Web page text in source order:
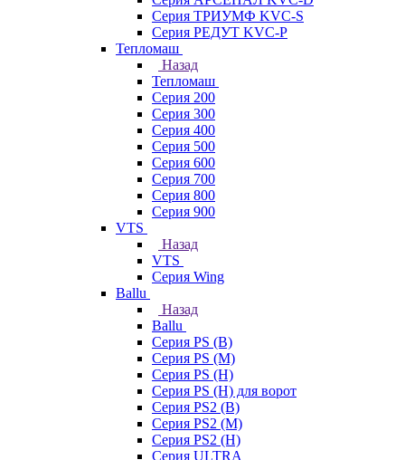
Серия ТРИУМФ KVC-S
Серия РЕДУТ KVC-P
Тепломаш
Назад
Тепломаш
Серия 200
Серия 300
Серия 400
Серия 500
Серия 600
Серия 700
Серия 800
Серия 900
VTS
Назад
VTS
Серия Wing
Ballu
Назад
Ballu
Серия PS (B)
Серия PS (M)
Серия PS (H)
Серия PS (H) для ворот
Серия PS2 (B)
Серия PS2 (M)
Серия PS2 (H)
Серия ULTRA